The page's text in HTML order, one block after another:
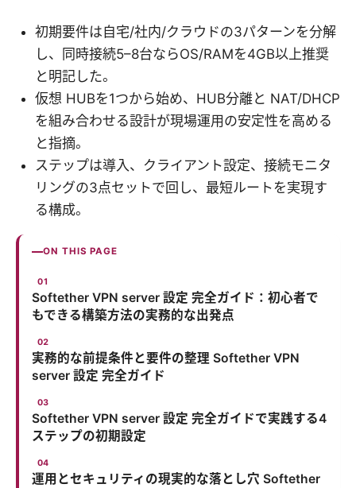
初期要件は自宅/社内/クラウドの3パターンを分解
し、同時接続5–8台ならOS/RAMを4GB以上推奨
と明記した。
仮想 HUBを1つから始め、HUB分離と NAT/DHCP
を組み合わせる設計が現場運用の安定性を高める
と指摘。
ステップは導入、クライアント設定、接続モニタ
リングの3点セットで回し、最短ルートを実現す
る構成。
ON THIS PAGE
Softether VPN server 設定 完全ガイド：初心者で
もできる構築方法の実務的な出発点
実務的な前提条件と要件の整理 Softether VPN
server 設定 完全ガイド
Softether VPN server 設定 完全ガイドで実践する4
ステップの初期設定
運用とセキュリティの現実的な落とし穴 Softether